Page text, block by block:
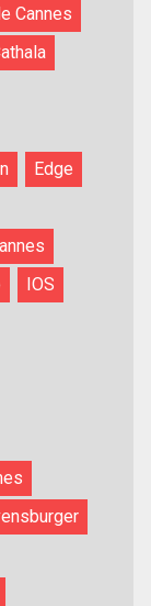
Cannes
Edge
IOS